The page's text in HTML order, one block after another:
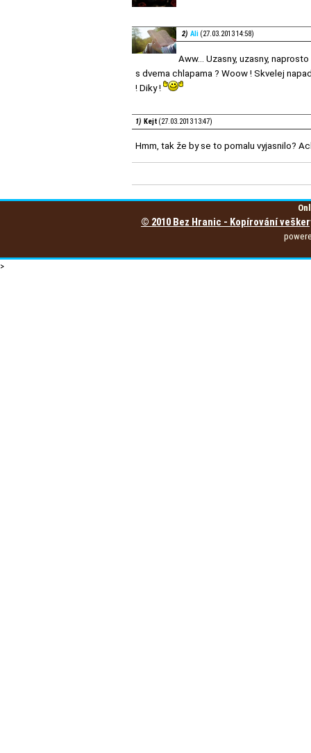
2) Ali (27.03.2013 14:58)
Aww... Uzasny, uzasny,
s dvema chlapama ? Woow ! Skvelej
! Diky !
1) Kejt (27.03.2013 13:47)
Hmm, tak že by se to pomalu vyjasnilo?
© 2010 Bez Hranic - Kopírování
>